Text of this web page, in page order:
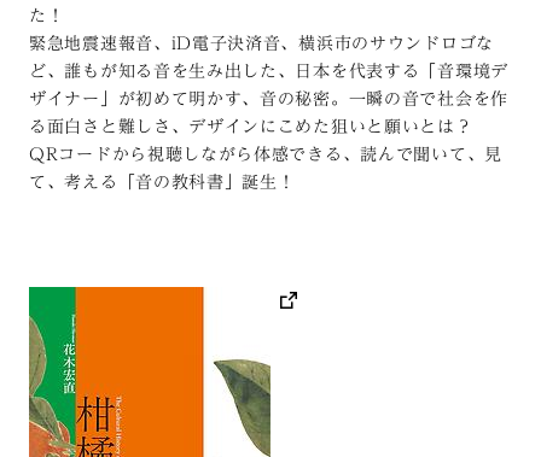
た！
緊急地震速報音、iD電子決済音、横浜市のサウンドロゴな
ど、誰もが知る音を生み出した、日本を代表する「音環境デ
ザイナー」が初めて明かす、音の秘密。一瞬の音で社会を作
る面白さと難しさ、デザインにこめた狙いと願いとは？
QRコードから視聴しながら体感できる、読んで聞いて、見
て、考える「音の教科書」誕生！